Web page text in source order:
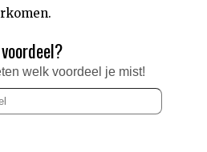
welk voordeel je mist!